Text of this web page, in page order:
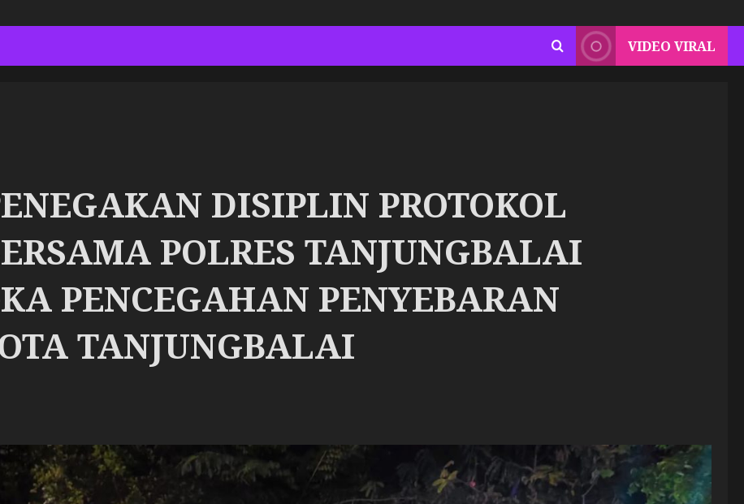
VIDEO VIRAL
DISIPLIN PROTOKOL
POLRES TANJUNGBALAI
PENCEGAHAN PENYEBARAN
TANJUNGBALAI